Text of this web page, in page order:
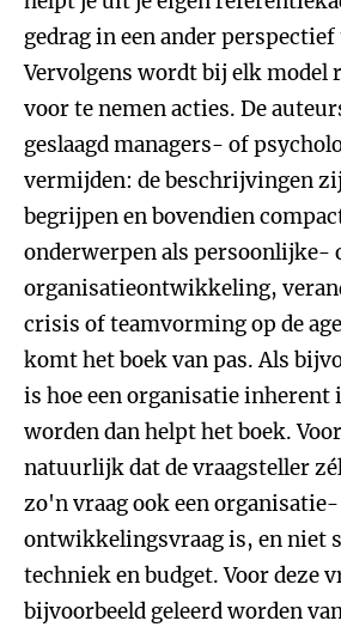
gedrag in een ander
Vervolgens wordt bij elk model
voor te nemen acties. De
geslaagd managers- of
vermijden: de beschrijvingen
begrijpen en bovendien
onderwerpen als persoonlijke-
organisatieontwikkeling,
crisis of teamvorming op de
komt het boek van pas. Als
is hoe een organisatie
worden dan helpt het boek.
natuurlijk dat de vraagsteller
zo'n vraag ook een organisatie-
ontwikkelingsvraag is, en niet
techniek en budget. Voor deze
bijvoorbeeld geleerd worden